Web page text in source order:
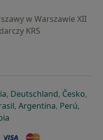
w Warszawie XII
KRS
nowej karcie
się w nowej karcie
otwiera się w nowej
, Deutschlandotwiera się
, Česko,
karcie
w nowej karcie
się w nowej karcie
otwiera się w nowej
, Argentinaotwiera się
, Perú,